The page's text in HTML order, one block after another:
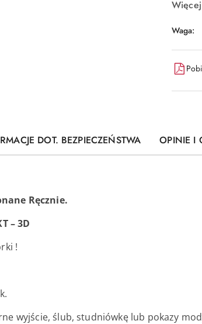
Waga:
DOT. BEZPIECZEŃSTWA OPINIE I
Ręcznie.
– 3D
!
wyjście, ślub, studniówkę lub pokazy